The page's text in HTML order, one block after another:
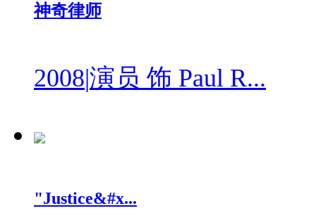
神奇律师
2008|演员 饰 Paul R...
"Justice&#x...